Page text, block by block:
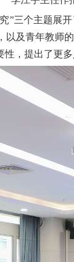
”三个主题展
及青年教师
，提出了更多